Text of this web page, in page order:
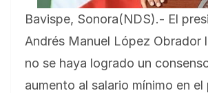
Bavispe, Sonora(NDS).- El
Andrés Manuel López Obrador
no se haya logrado un
aumento al salario mínimo en el